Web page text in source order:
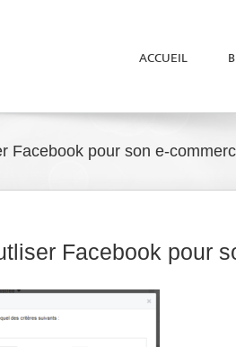
ACCUEIL
Facebook pour son e-
Facebook pour